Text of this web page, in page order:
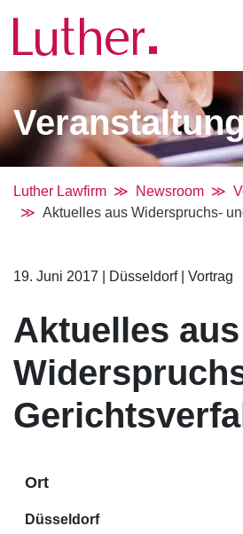
Luther Lawfirm Newsroom
Aktuelles aus Widerspruchs-
19. Juni 2017 Düsseldorf Vortrag
Aktuelles aus
Ort
Düsseldorf